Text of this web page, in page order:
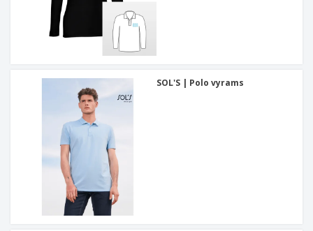
SOL'S | Polo vyrams